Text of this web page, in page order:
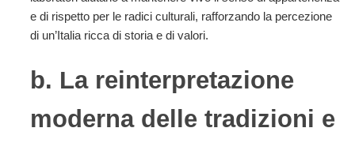
e di rispetto per le radici culturali, rafforzando la percezione
di un’Italia ricca di storia e di valori.
b. La reinterpretazione
moderna delle tradizioni e